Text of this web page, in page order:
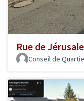
Rue de
Conseil de